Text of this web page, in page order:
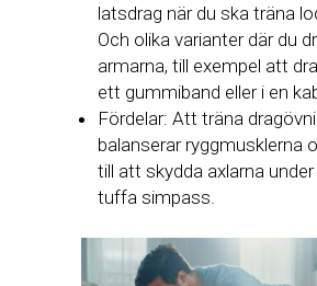
latsdrag när du ska träna
Och olika varianter där du
armarna, till exempel att
ett gummiband eller i en
Fördelar: Att träna
balanserar ryggmusklerna
till att skydda axlarna
tuffa simpass.